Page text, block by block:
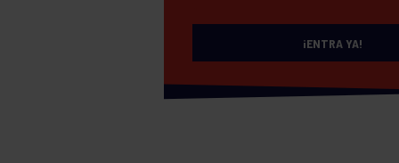
¡ENTRA YA!